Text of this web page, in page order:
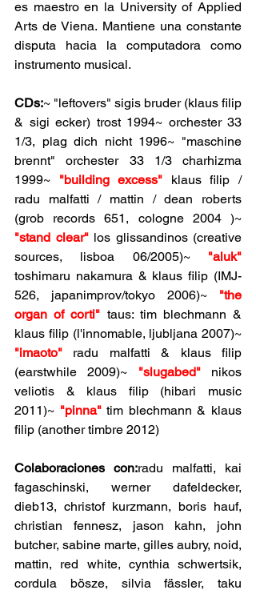
es maestro en la University of Applied
Arts de Viena. Mantiene una constante
disputa hacia la computadora como
instrumento musical.
CDs:~ "leftovers" sigis bruder (klaus filip
& sigi ecker) trost 1994~ orchester 33
1/3, plag dich nicht 1996~ "maschine
brennt" orchester 33 1/3 charhizma
1999~ "building excess" klaus filip /
radu malfatti / mattin / dean roberts
"stand clear" los glissandinos (creative
sources, lisboa 06/2005)~ "aluk"
toshimaru nakamura & klaus filip (IMJ-
526, japanimprov/tokyo 2006)~ "the
organ of corti" taus: tim blechmann &
"imaoto" radu malfatti & klaus filip
(earstwhile 2009)~ "slugabed" nikos
veliotis & klaus filip (hibari music
2011)~ "pinna" tim blechmann & klaus
filip (another timbre 2012)
Colaboraciones con:radu malfatti, kai
fagaschinski, werner dafeldecker,
dieb13, christof kurzmann, boris hauf,
christian fennesz, jason kahn, john
butcher, sabine marte, gilles aubry, noid,
mattin, red white, cynthia schwertsik,
cordula bösze, silvia fässler, taku